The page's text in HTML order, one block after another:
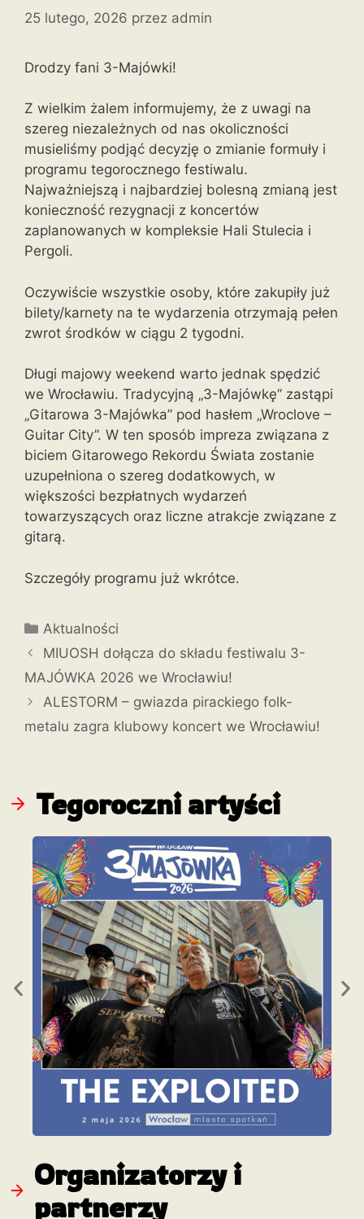
25 lutego, 2026 przez admin
Drodzy fani 3-Majówki!
Z wielkim żalem informujemy, że z uwagi na
szereg niezależnych od nas okoliczności
musieliśmy podjąć decyzję o zmianie formuły i
programu tegorocznego festiwalu.
Najważniejszą i najbardziej bolesną zmianą jest
konieczność rezygnacji z koncertów
zaplanowanych w kompleksie Hali Stulecia i
Pergoli.
Oczywiście wszystkie osoby, które zakupiły już
bilety/karnety na te wydarzenia otrzymają pełen
zwrot środków w ciągu 2 tygodni.
Długi majowy weekend warto jednak spędzić
we Wrocławiu. Tradycyjną „3-Majówkę” zastąpi
„Gitarowa 3-Majówka” pod hasłem „Wroclove –
Guitar City”. W ten sposób impreza związana z
biciem Gitarowego Rekordu Świata zostanie
uzupełniona o szereg dodatkowych, w
większości bezpłatnych wydarzeń
towarzyszących oraz liczne atrakcje związane z
gitarą.
Szczegóły programu już wkrótce.
Aktualności
MIUOSH dołącza do składu festiwalu 3-
MAJÓWKA 2026 we Wrocławiu!
ALESTORM – gwiazda pirackiego folk-
metalu zagra klubowy koncert we Wrocławiu!
Tegoroczni artyści
Organizatorzy i
partnerzy